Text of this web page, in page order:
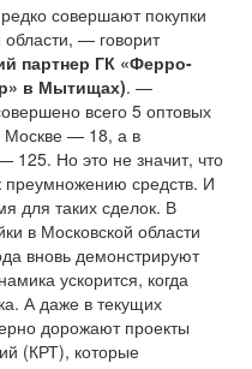
совершают покупки
— говорит
партнер ГК «Ферро-
в Мытищах). —
всего 5 оптовых
Москве — 18, а в
125. Но это не значит, что
преумножению средств. И
для таких сделок. В
в Московской области
вновь демонстрируют
ускорится, когда
А даже в текущих
дорожают проекты
(КРТ), которые